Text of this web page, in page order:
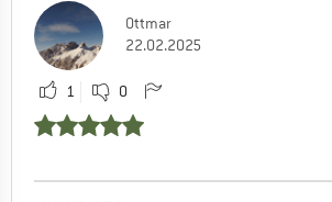
Ottmar
22.02.2025
1 0